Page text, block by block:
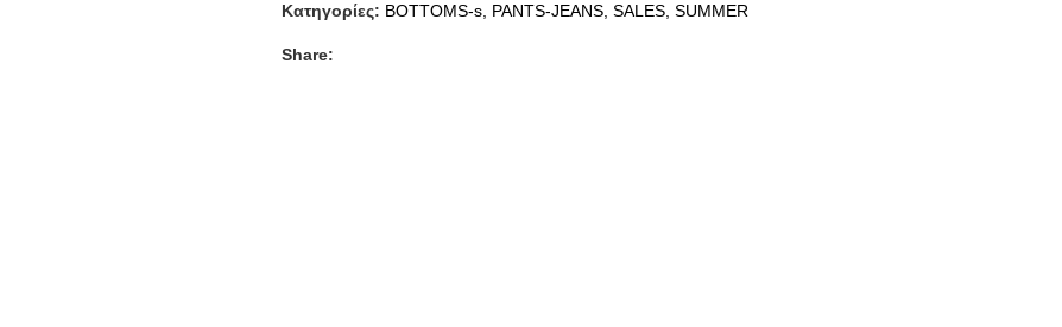
Κατηγορίες: BOTTOMS-s PANTS-JEANS SALES SUMMER
Share: